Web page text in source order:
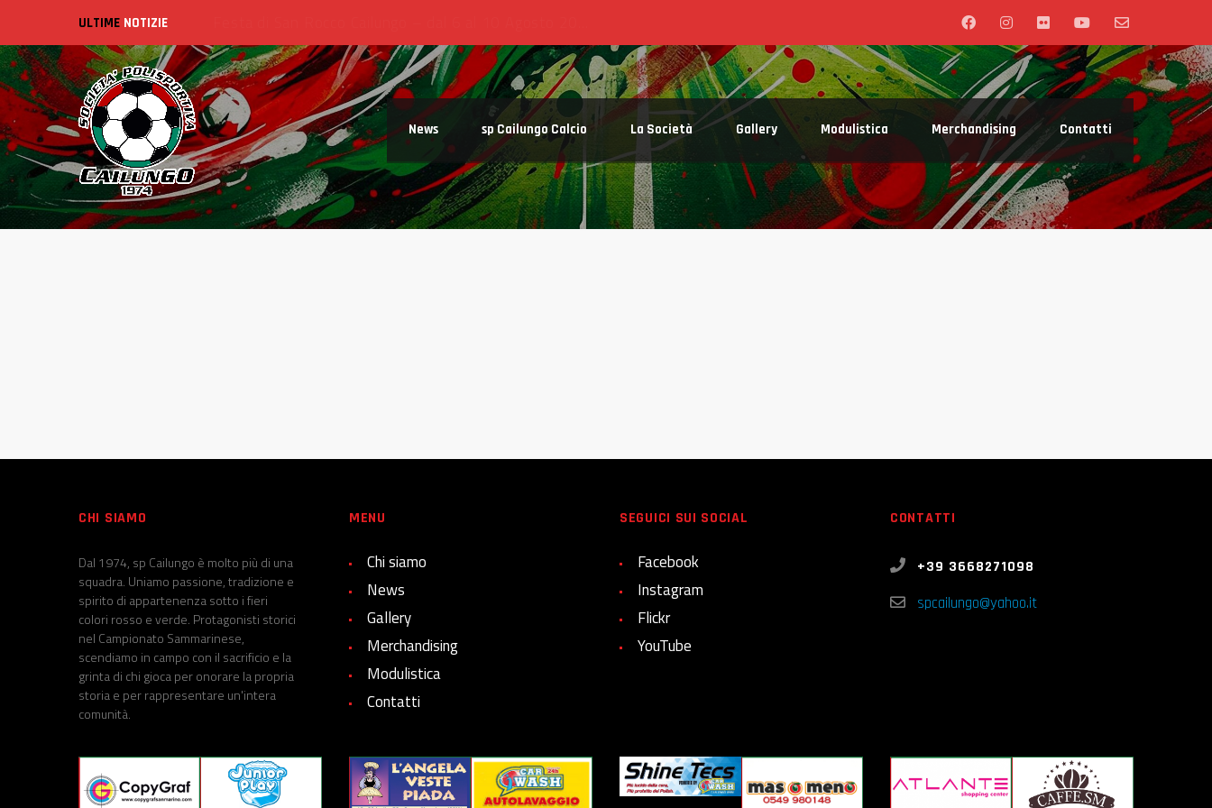
ULTIME NOTIZIE
News sp Cailungo Calcio La Società Gallery Modulistica Merchandising Contatti
CHI SIAMO
Dal 1974, sp Cailungo è molto più di una
squadra. Uniamo passione, tradizione e
spirito di appartenenza sotto i fieri
colori rosso e verde. Protagonisti storici
nel Campionato Sammarinese,
scendiamo in campo con il sacrificio e la
grinta di chi gioca per onorare la propria
storia e per rappresentare un'intera
comunità.
MENU
Chi siamo
News
Gallery
Merchandising
Modulistica
Contatti
SEGUICI SUI SOCIAL
Facebook
Instagram
Flickr
YouTube
CONTATTI
+39 3668271098
spcailungo@yahoo.it